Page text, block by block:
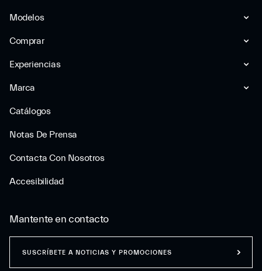
Modelos
Comprar
Experiencias
Marca
Catálogos
Notas De Prensa
Contacta Con Nosotros
Accesibilidad
Mantente en contacto
SUSCRÍBETE A NOTICIAS Y PROMOCIONES